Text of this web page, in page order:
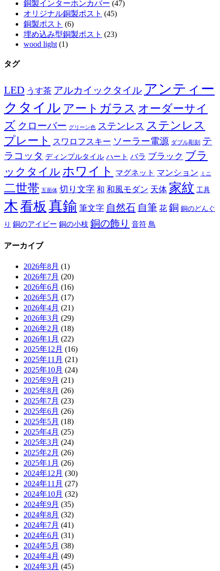
銅製インターホンカバー (47)
オリジナル銅製ポスト (45)
銅製ポスト (6)
埋め込み型銅製ポスト (23)
wood light (1)
タグ
LED うす茶 アルカイックタイル アンティー
クタイル アートガラス オーダーサイ
ズ クローバー グリーン色 ステンレス ステンレス
プレート スワロフスキー ソーラー電源 ダブル彫刻 テ
ラコッタ ディンプルタイル ハート バラ ブラック ブラ
ックタイル ホワイト マグネット マンション ミニ
二世帯 五面体 切り文字 和 和風モダン 天体 家紋 工具
木看板 真鍮 筆文字 自然石 自筆 花 銅 銅のどんぐ
り 銅のアイビー 銅の小枝 銅の飾り 音符 鳥
アーカイブ
2026年8月 (1)
2026年7月 (20)
2026年6月 (16)
2026年5月 (17)
2026年4月 (21)
2026年3月 (29)
2026年2月 (18)
2026年1月 (22)
2025年12月 (16)
2025年11月 (21)
2025年10月 (24)
2025年9月 (21)
2025年8月 (26)
2025年7月 (23)
2025年6月 (26)
2025年5月 (18)
2025年4月 (25)
2025年3月 (24)
2025年2月 (26)
2025年1月 (26)
2024年12月 (30)
2024年11月 (27)
2024年10月 (32)
2024年9月 (35)
2024年8月 (32)
2024年7月 (41)
2024年6月 (31)
2024年5月 (38)
2024年4月 (49)
2024年3月 (45)